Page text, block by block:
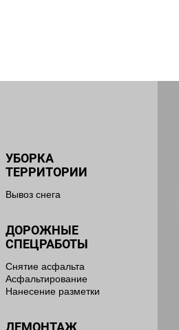
УБОРКА
ТЕРРИТОРИИ
Вывоз снега
ДОРОЖНЫЕ
СПЕЦРАБОТЫ
Снятие асфальта
Асфальтирование
Нанесение разметки
ДЕМОНТАЖ